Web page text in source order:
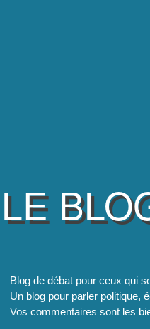
LE
Blog de débat pour ceux qui
Un blog pour parler politique,
Vos commentaires sont les